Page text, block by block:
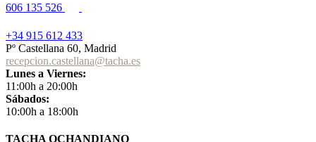
606 135 526
+34 915 612 433
Pº Castellana 60, Madrid
recepcion.castellana@tacha.es
Lunes a Viernes:
11:00h a 20:00h
Sábados:
10:00h a 18:00h
TACHA OCHANDIANO